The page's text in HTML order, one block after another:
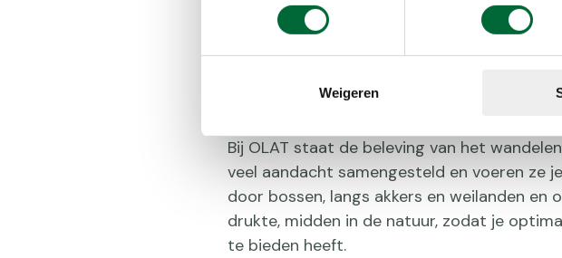
Weigeren
Extra informatie
Bij OLAT staat de beleving van het
veel aandacht samengesteld en voeren ze
door bossen, langs akkers en weilanden en
drukte, midden in de natuur, zodat je
te bieden heeft.